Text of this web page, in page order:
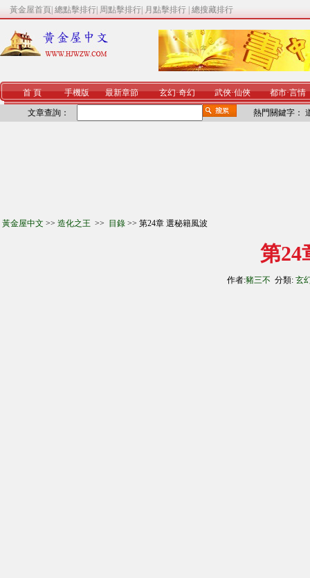
黃金屋首頁 總點擊排行 周點擊排行 月點擊排行 總搜藏排行
首 頁 手機版 最新章節 玄幻·奇幻 武俠·仙俠 都市·言情
文章查詢： 熱門關鍵字：
黃金屋中文 >> 造化之王 >> 目錄 >> 第24章 選秘籍風波
第24
作者:豬三不 分類: 玄